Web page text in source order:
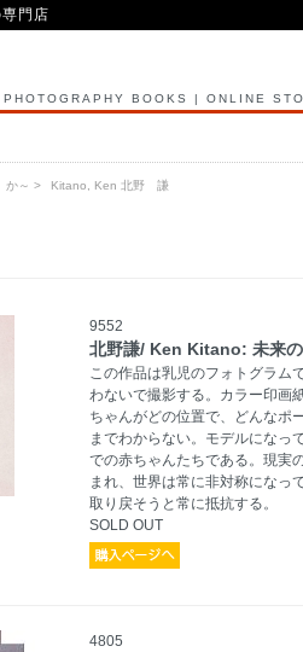
門店
PHOTOGRAPHY BOOKS | ONLINE
か～ > Kitano, Ken 北野 謙
9552
北野謙/ Ken Kitano: 未来
この作品は乳児のフォトグラム
わないで撮影する。カラー印画
ちゃんがどの位置で、どんなポ
までわからない。モデルになっ
での赤ちゃんたちである。現実
まれ、世界は常に非対称になっ
取り戻そうと常に抵抗する。
SOLD OUT
4805